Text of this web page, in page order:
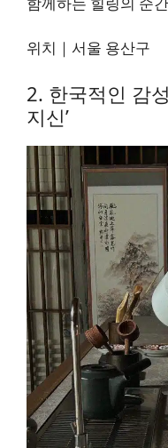
위치｜서울 용산구
2. 한국적인 감
지신’